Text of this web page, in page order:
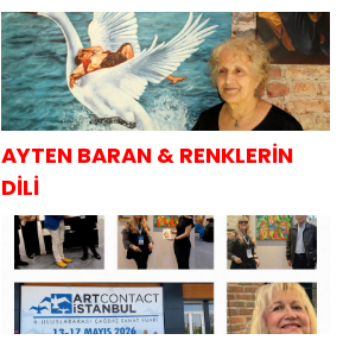
Sorumluluk Projesi
AYTEN BARAN & RENKLERİN
DİLİ